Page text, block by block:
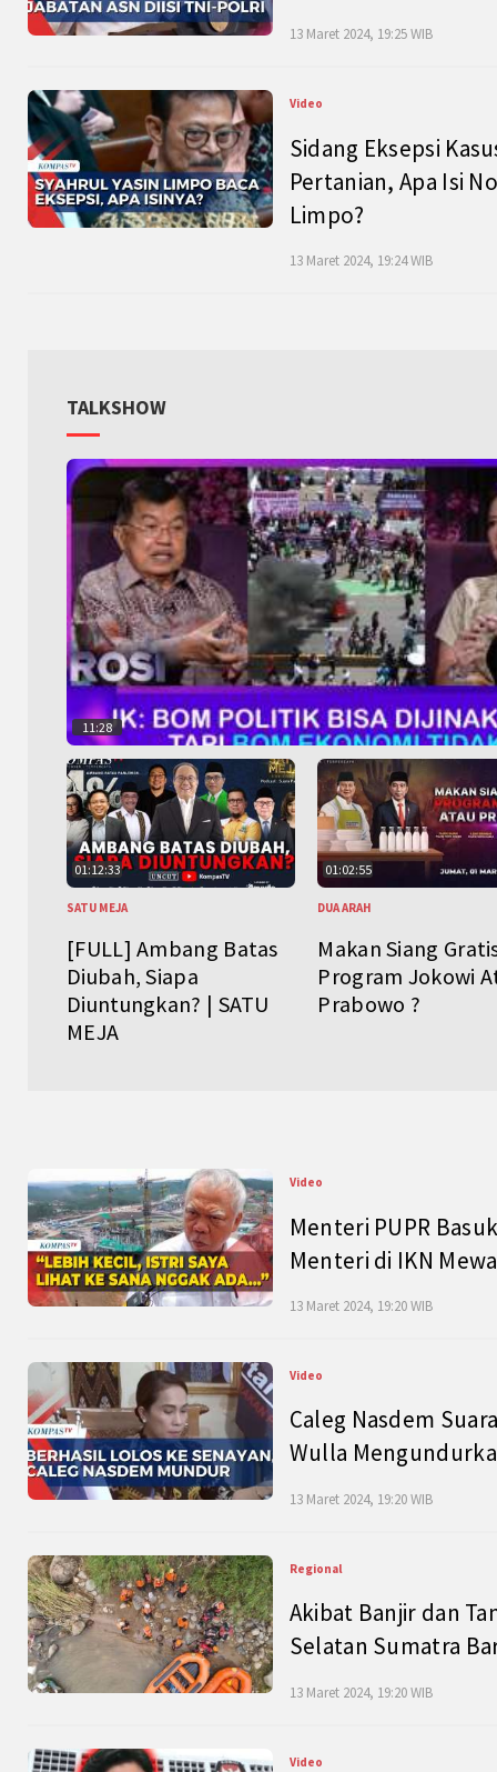
13 Maret 2024, 19:25 WIB
Video
Sidang Eksepsi
Pertanian, Apa Isi
Limpo?
13 Maret 2024, 19:24 WIB
TALKSHOW
11:28
01:12:33
SATU MEJA
[FULL] Ambang Batas
Diubah, Siapa
Diuntungkan? | SATU
MEJA
01:02:55
DUA ARAH
Makan Siang
Program Jokowi
Prabowo ?
Video
Menteri PUPR
Menteri di IKN
13 Maret 2024, 19:20 WIB
Video
Caleg Nasdem
Wulla
13 Maret 2024, 19:20 WIB
Regional
Akibat Banjir dan
Selatan Sumatra
13 Maret 2024, 19:20 WIB
Video